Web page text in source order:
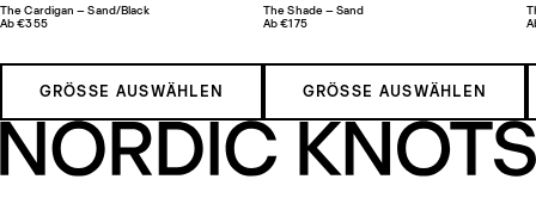
The Cardigan – Sand/Black
Ab €355
GRÖSSE AUSWÄHLEN
The Shade – Sand
Ab €175
GRÖSSE AUSWÄHLEN